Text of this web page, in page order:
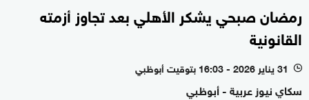
رمضان صبحي يشكر الأهلي بعد تجاوز أزمته
القانونية
l 31 يناير 2026 - 16:03 بتوقيت أبوظبي
سكاي نيوز عربية - أبوظبي